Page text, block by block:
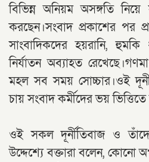
বিভিন্ন অনিয়ম অসঙ্গতি
করছেন।সংবাদ প্রকাশের পর
সাংবাদিকদের হয়রানি,
নির্যাতন অব্যাহত
মহল সব সময় সোচ্চার।ওই
চায় সংবাদ কর্মীদের ভয়
ওই সকল দূর্নীতিবাজ ও
উদ্দেশ্যে বক্তারা বলেন, কোনো